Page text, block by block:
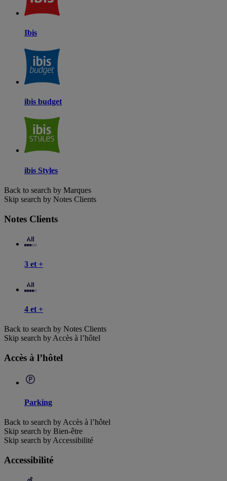
Ibis
ibis budget
ibis Styles
Back to search by Marques
Skip search by Notes Clients
Notes Clients
3 et +
4 et +
Back to search by Notes Clients
Skip search by Accès à l’hôtel
Accès à l’hôtel
Parking
Back to search by Accès à l’hôtel
Skip search by Bien-être
Skip search by Accessibilité
Accessibilité